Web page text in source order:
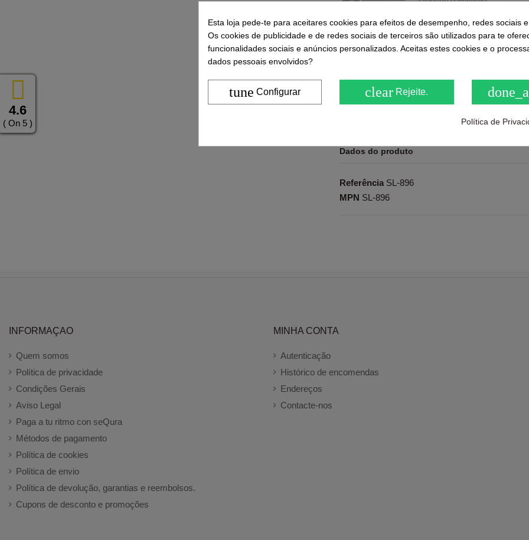
4.6
( On 5 )
( 0.0 / 5) - 0 feedback(s)
Be the first to share us its
Dados do produto
Referência SL-896
MPN SL-896
INFORMAÇAO
Quem somos
Política de privacidade
Condições Gerais
Aviso Legal
Paga a tu ritmo con seQura
Métodos de pagamento
Política de cookies
Política de envio
Política de devolução, garantias e reembolsos.
Cupons de desconto e promoções
MINHA CONTA
Autenticação
Histórico de encomendas
Endereços
Contacte-nos
Esta loja pede-te para aceitares cookies para efeitos de desempenho, redes sociais e
Os cookies de publicidade e de redes sociais de terceiros são utilizados para te
funcionalidades sociais e anúncios personalizados. Aceitas estes cookies e o
dados pessoais envolvidos?
tune Configurar clear Rejeite.
Política de